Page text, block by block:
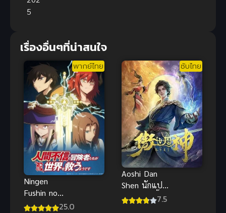
5
เรื่องอื่นๆที่น่าสนใจ
พากย์ไทย
Ningen
Fushin no
Boukensha25.0
ซับไทย
Aoshi Dan
Shen นักแปร
ธาตุเหนือชั้น
7.5